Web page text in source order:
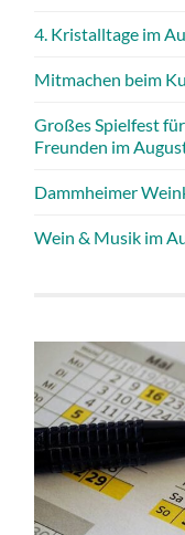
4. Kristalltage im
Mitmachen beim
Großes Spielfest
Freunden im
Dammheimer
Wein & Musik im